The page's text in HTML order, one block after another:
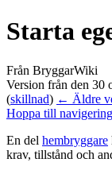
Starta
Från BryggarWiki
Version från den 30
(skillnad) ← Äldre
Hoppa till navigering
En del hembryggare
krav, tillstånd och